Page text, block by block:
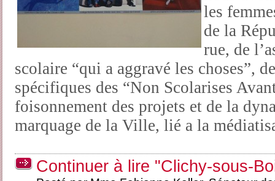
les
de la
rue, de
scolaire “qui a aggravé les choses”,
spécifiques des “Non Scolarises
foisonnement des projets et de la
marquage de la Ville, lié a la
Continuer à lire "Clichy-sous-